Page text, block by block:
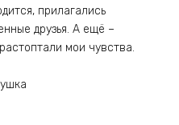
прилагались
друзья. А ещё –
мои чувства.